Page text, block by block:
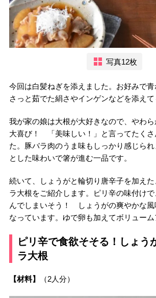
写真12枚
今回は白髪ねぎを添えました。お好みで
さっと茹でた絹さやインゲンなどを添えて
我が家の娘は大根が大好きなので、やわ
大喜び！ 「美味しい！」と言ってたくさ
た。豚バラ肉のうま味もしっかり感じら
とした味わいで箸が進む一品です。
続いて、しょうがと輪切り唐辛子を加え
ラ大根をご紹介します。ピリ辛の味付け
んでしまいそう！ しょうがの爽やかな風
なっています。ゆで卵も加えてボリューム
ピリ辛で食欲そそる！しょう
ラ大根
【材料】 （2人分）